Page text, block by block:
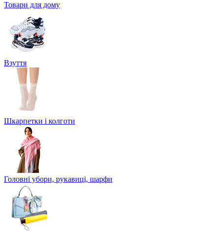
Товари для дому
Взуття
Шкарпетки і колготи
Головні убори, рукавиці, шарфи